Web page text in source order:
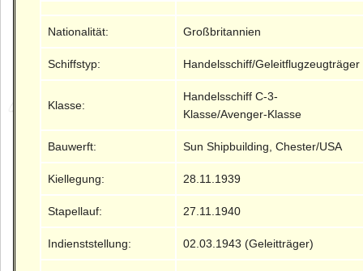
Nationalität: Großbritannien
Schiffstyp: Handelsschiff/Geleitflugzeugträger
Klasse:
Handelsschiff C-3-
Klasse/Avenger-Klasse
Bauwerft: Sun Shipbuilding, Chester/USA
Kiellegung: 28.11.1939
Stapellauf: 27.11.1940
Indienststellung: 02.03.1943 (Geleitträger)